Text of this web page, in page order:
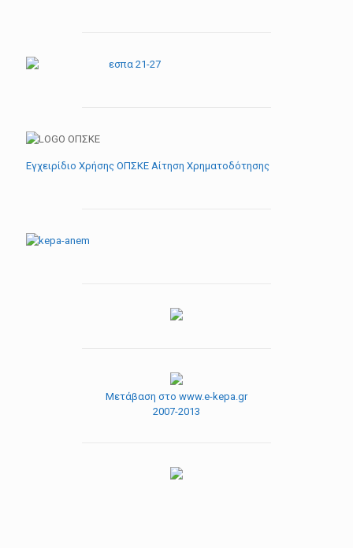
Εγχειρίδιο Χρήσης ΟΠΣΚΕ Αίτηση Χρηματοδότησης
Μετάβαση στο www.e-kepa.gr
2007-2013